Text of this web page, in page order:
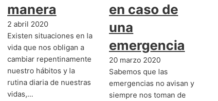
manera
2 abril 2020
Existen situaciones en la
vida que nos obligan a
cambiar repentinamente
nuestro hábitos y la
rutina diaria de nuestras
vidas,…
en caso de
una
emergencia
20 marzo 2020
Sabemos que las
emergencias no avisan y
siempre nos toman de